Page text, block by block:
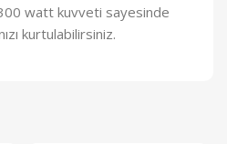
watt kuvveti sayesinde
kurtulabilirsiniz.